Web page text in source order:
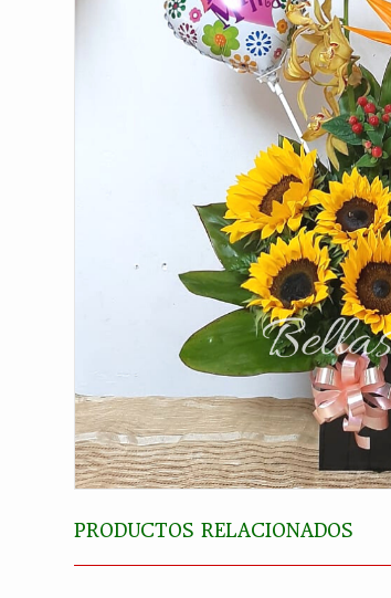
PRODUCTOS RELACIONADOS